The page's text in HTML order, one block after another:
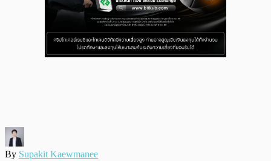
By Supakit Kaewmanee